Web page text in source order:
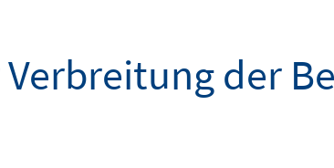
Verbreitung der